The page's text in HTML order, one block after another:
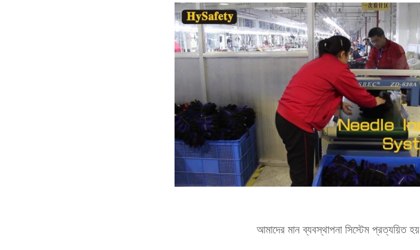
আমাদের মান ব্যবস্থাপনা সিস্টেম প্রত্যয়িত হয়